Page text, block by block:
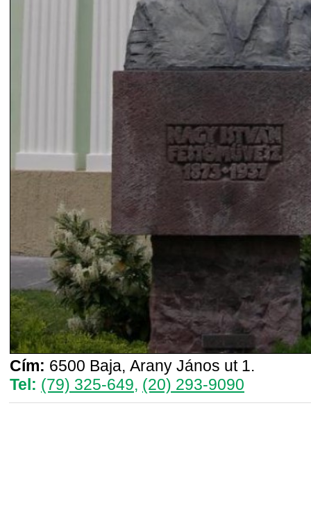
Cím: 6500 Baja, Arany János ut 1.
Tel: (79) 325-649, (20) 293-9090